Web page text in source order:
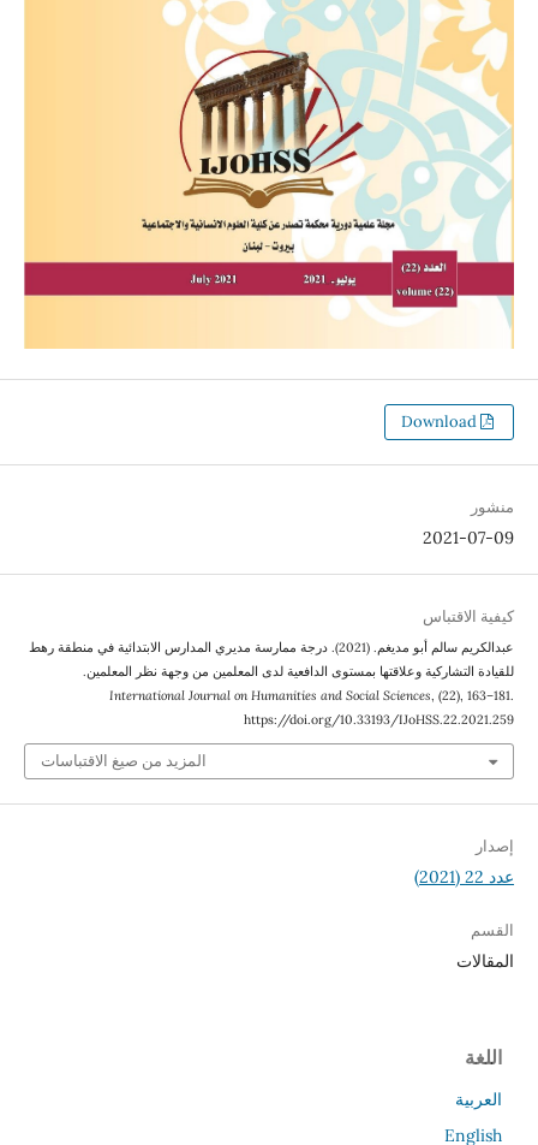
Download
منشور
2021-07-09
كيفية الاقتباس
عبدالكريم سالم أبو مديغم. (2021). درجة ممارسة مديري المدارس الابتدائية في منطقة رهط
للقيادة التشاركية وعلاقتها بمستوى الدافعية لدى المعلمين من وجهة نظر المعلمين.
International Journal on Humanities and Social Sciences , (22), 163–181.
https://doi.org/10.33193/IJoHSS.22.2021.259
المزيد من صيغ الاقتباسات
إصدار
عدد 22 (2021)
القسم
المقالات
اللغة
العربية
English